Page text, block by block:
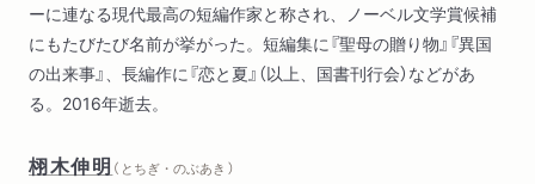
ーに連なる現代最高の短編作家と称され、ノーベル文学賞候補
にもたびたび名前が挙がった。短編集に『聖母の贈り物』『異国
の出来事』、長編作に『恋と夏』（以上、国書刊行会）などがあ
る。2016年逝去。
栩木伸明 （ とちぎ・のぶあき ）